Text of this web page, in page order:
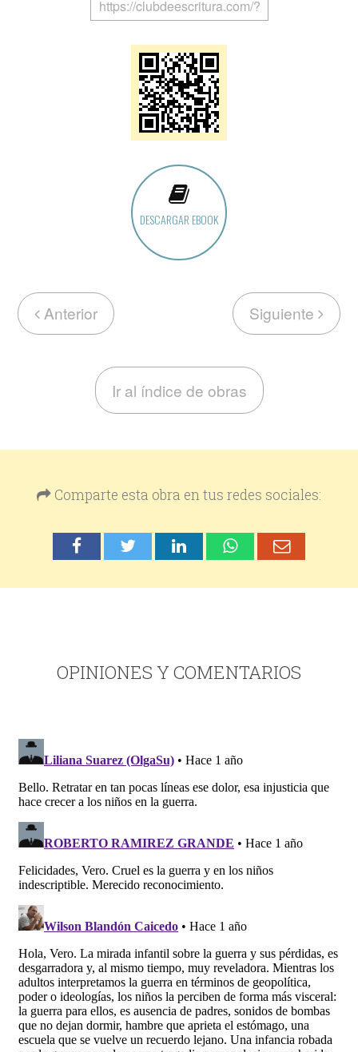
DESCARGAR EBOOK
Anterior Siguiente
Ir al índice de obras
Comparte esta obra en tus redes sociales:
OPINIONES Y COMENTARIOS